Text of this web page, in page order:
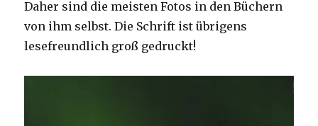
Daher sind die meisten Fotos in den Büchern
von ihm selbst. Die Schrift ist übrigens
lesefreundlich groß gedruckt!